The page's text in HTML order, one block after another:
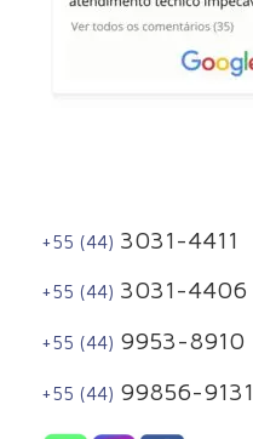
+55 (44) 3031-4411
+55 (44) 3031-4406
+55 (44) 9953-8910
+55 (44) 99856-9131